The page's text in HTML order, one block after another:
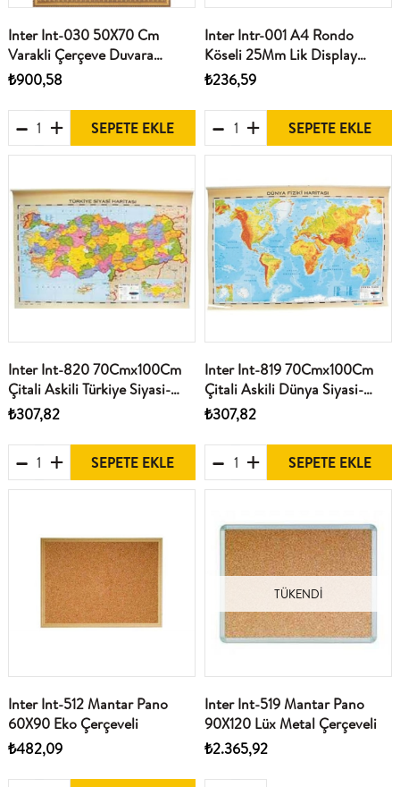
Inter Int-030 50X70 Cm
Varakli Çerçeve Duvara
Monte Atatürk Portresi
₺900,58
SEPETE EKLE
Inter Intr-001 A4 Rondo
Köseli 25Mm Lik Display
Çerçeve
₺236,59
SEPETE EKLE
Inter Int-820 70Cmx100Cm
Çitali Askili Türkiye Siyasi-
Fiziki Harita
₺307,82
SEPETE EKLE
Inter Int-819 70Cmx100Cm
Çitali Askili Dünya Siyasi-
Fiziki Harita
₺307,82
SEPETE EKLE
Inter Int-512 Mantar Pano
60X90 Eko Çerçeveli
₺482,09
TÜKENDI
Inter Int-519 Mantar Pano
90X120 Lüx Metal Çerçeveli
₺2.365,92